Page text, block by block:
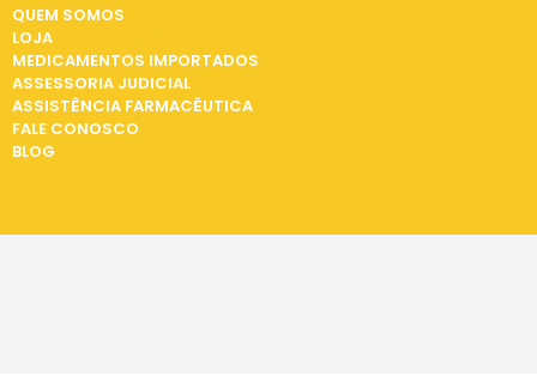
QUEM SOMOS
LOJA
MEDICAMENTOS IMPORTADOS
ASSESSORIA JUDICIAL
ASSISTÊNCIA FARMACÊUTICA
FALE CONOSCO
BLOG